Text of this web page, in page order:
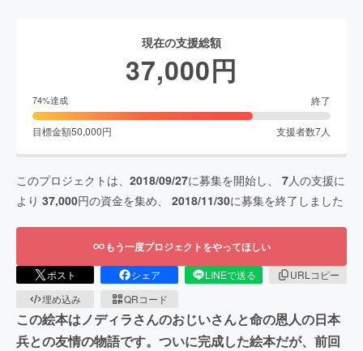
現在の支援総額
37,000円
74%達成 終了
目標金額50,000円 支援者数7人
このプロジェクトは、 2018/09/27に募集を開始し、 7人の支援に
より 37,000円の資金を集め、 2018/11/30に募集を終了しました
もう一度プロジェクトをやってほしい
ポスト シェア LINEで送る
URLコピー
埋め込み
QRコード
この絵本はノディラさんのおじいさんと命の恩人の日本
兵との友情の物語です。ついに完成した絵本だが、前回